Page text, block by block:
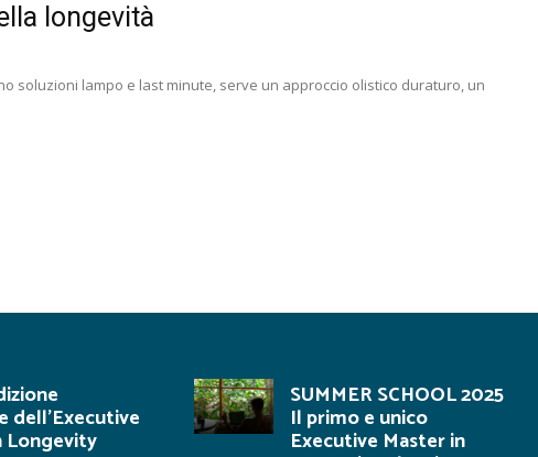
longevità
soluzioni lampo e last minute, serve un approccio olistico duraturo, un
dell’Executive
Longevity
SUMMER SCHOOL 2025
Il primo e unico
Executive Master in